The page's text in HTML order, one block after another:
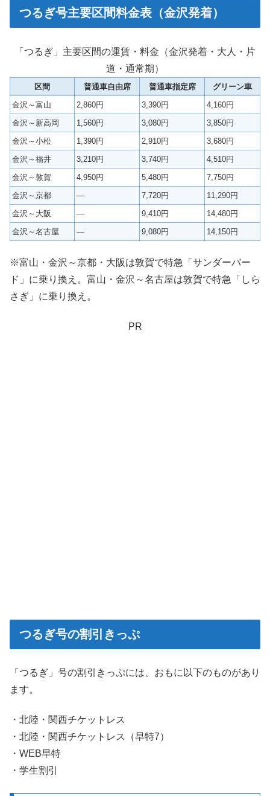
つるぎ号主要区間料金表（金沢発着）
「つるぎ」主要区間の運賃・料金（金沢発着・大人・片
道・通常期）
区間 普通車自由席 普通車指定席
グリーン車
金沢～富山
2,860円 3,390円
4,160円
金沢～新高岡
1,560円 3,080円
3,850円
金沢～小松
1,390円 2,910円
3,680円
金沢～福井
3,210円 3,740円
4,510円
金沢～敦賀
4,950円 5,480円
7,750円
金沢～京都
— 7,720円
11,290円
金沢～大阪
— 9,410円
14,480円
金沢～名古屋
— 9,080円 14,150円
※富山・金沢～京都・大阪は敦賀で特急「サンダーバー
ド」に乗り換え。富山・金沢～名古屋は敦賀で特急「しら
さぎ」に乗り換え。
PR
つるぎ号の割引きっぷ
「つるぎ」号の割引きっぷには、おもに以下のものがあり
ます。
・北陸・関西チケットレス
・北陸・関西チケットレス（早特7）
・WEB早特
・学生割引